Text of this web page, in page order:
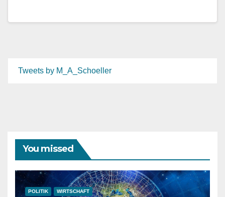
Tweets by M_A_Schoeller
You missed
POLITIK WIRTSCHAFT